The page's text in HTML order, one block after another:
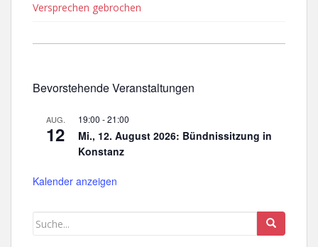
Versprechen gebrochen
Bevorstehende Veranstaltungen
AUG.
12
19:00 -21:00
Mi., 12. August 2026: Bündnissitzung in
Konstanz
Kalender anzeigen